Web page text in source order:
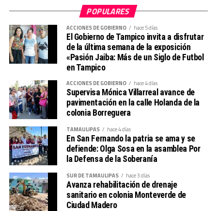
patrulla detectó que una camioneta Nissan NP-300
blanca casi atropella a varias personas en el
fraccionamiento Los Mangos.
Los oficiales intentaron detener al conductor, quien
presuntamente huyó hasta un domicilio en Monte Alto.
Durante la intervención, los policías también habrían
sido agredidos, hechos que fueron puestos a disposición
ministerial.
Mientras concluyen las indagatorias, los elementos
señalados continúan en funciones.
El delegado exhortó a la ciudadanía a denunciar
cualquier presunto abuso de autoridad al 911 y a
documentar las actuaciones policiales en video para
conocer el contexto completo.
POPULARES
ACCIONES DE GOBIERNO hace 5 días
El Gobierno de Tampico invita a disfrutar
de la última semana de la exposición
«Pasión Jaiba: Más de un Siglo de Futbol
en Tampico
ACCIONES DE GOBIERNO hace 4 días
Supervisa Mónica Villarreal avance de
pavimentación en la calle Holanda de la
colonia Borreguera
TAMAULIPAS hace 4 días
En San Fernando la patria se ama y se
defiende: Olga Sosa en la asamblea Por
la Defensa de la Soberanía
SUR DE TAMAULIPAS hace 3 días
Avanza rehabilitación de drenaje
sanitario en colonia Monteverde de
Ciudad Madero